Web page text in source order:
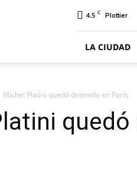
4.5 C Plottier
LA CIUDAD
Michel Platini quedó detenido en París